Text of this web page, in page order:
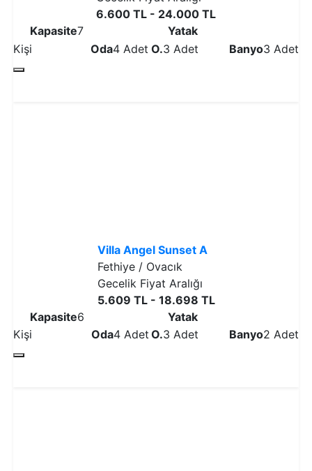
6.600 TL - 24.000 TL
Kapasite7
Kişi
Oda4 Adet
Yatak
O.3 Adet Banyo3 Adet
Villa Angel Sunset A
Fethiye / Ovacık
Gecelik Fiyat Aralığı
5.609 TL - 18.698 TL
Kapasite6
Kişi
Oda4 Adet
Yatak
O.3 Adet Banyo2 Adet